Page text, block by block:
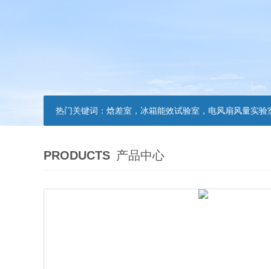
热门关键词： 焓差室，冰箱能效试验室，电风扇风量实验室，吸油烟机油脂分离度试验装置，吸油烟机空气性能
PRODUCTS 产品中心